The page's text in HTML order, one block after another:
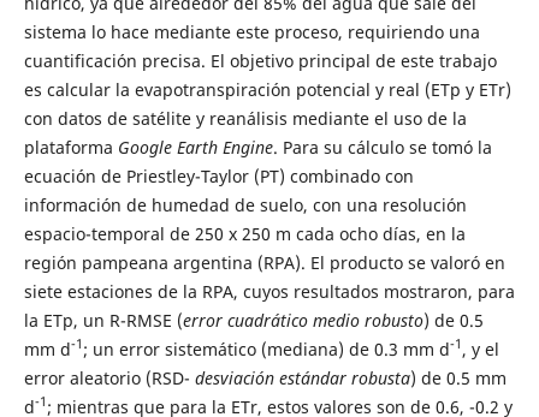
sistema lo hace mediante este proceso, requiriendo una
cuantificación precisa. El objetivo principal de este trabajo
es calcular la evapotranspiración potencial y real (ETp y ETr)
con datos de satélite y reanálisis mediante el uso de la
plataforma Google Earth Engine. Para su cálculo se tomó la
ecuación de Priestley-Taylor (PT) combinado con
información de humedad de suelo, con una resolución
espacio-temporal de 250 x 250 m cada ocho días, en la
región pampeana argentina (RPA). El producto se valoró en
siete estaciones de la RPA, cuyos resultados mostraron, para
la ETp, un R-RMSE (error cuadrático medio robusto) de 0.5
mm d-1 ; un error sistemático (mediana) de 0.3 mm d-1 , y el
error aleatorio (RSD- desviación estándar robusta) de 0.5 mm
d-1 ; mientras que para la ETr, estos valores son de 0.6, -0.2 y